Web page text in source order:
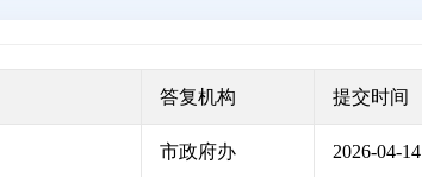
答复机构 提交时间
市政府办 2026-04-14